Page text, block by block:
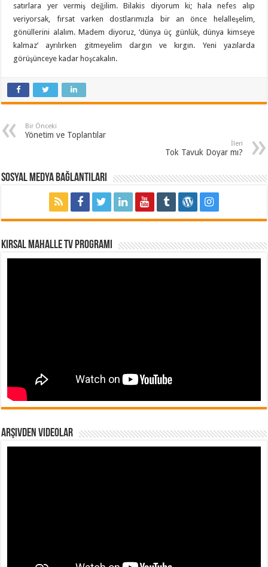
satırlara yer vermiş değilim. Bilakis diyorum ki; hala nefes alıp
veriyorsak, fırsat varken dostlarımızla bir an önce helalleşelim,
gönüllerini alalım. Madem diyoruz, ‘dünya üç günlük, dünya kimseye
kalmaz’ ayrılırken gitmeyelim dargın ve kırgın. Yeni yazılarda
görüşünceye kadar hoşcakalın.
Bir Önceki
Yönetim ve Toplantılar
İleri
Tok Tavuk Doyar mı?
Sosyal Medya Bağlantıları
Kırsal Mahalle TV Programı
Arşivden Videolar